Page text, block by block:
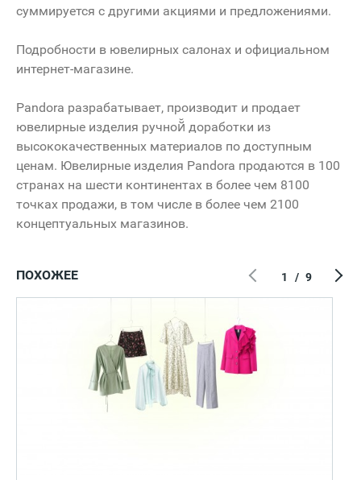
суммируется с другими акциями и предложениями.
Подробности в ювелирных салонах и официальном
интернет-магазине.
Pandora разрабатывает, производит и продает
ювелирные изделия ручной̆ доработки из
высококачественных материалов по доступным
ценам. Ювелирные изделия Pandora продаются в 100
странах на шести континентах в более чем 8100
точках продажи, в том числе в более чем 2100
концептуальных магазинов.
ПОХОЖЕЕ 1 / 9